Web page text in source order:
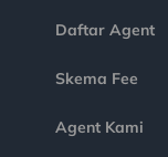
Daftar Agent
Skema Fee
Agent Kami